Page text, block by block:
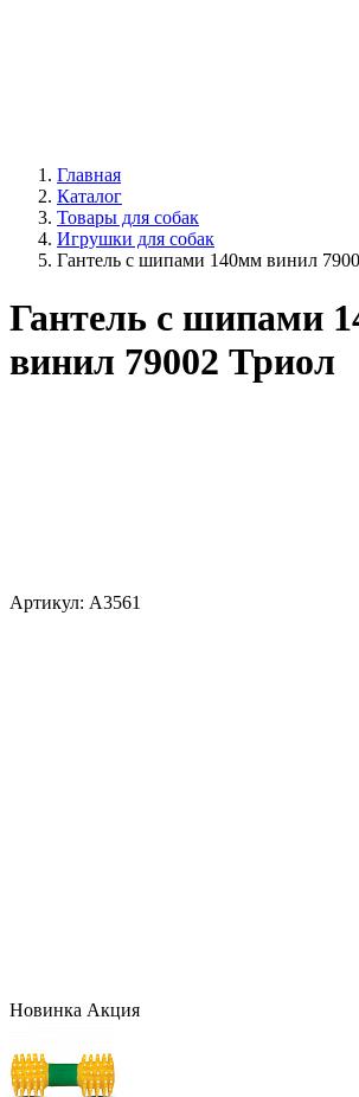
Главная
Каталог
Товары для собак
Игрушки для собак
Гантель с шипами 140мм винил
Гантель с шипами
винил 79002 Триол
Артикул: A3561
Новинка Акция